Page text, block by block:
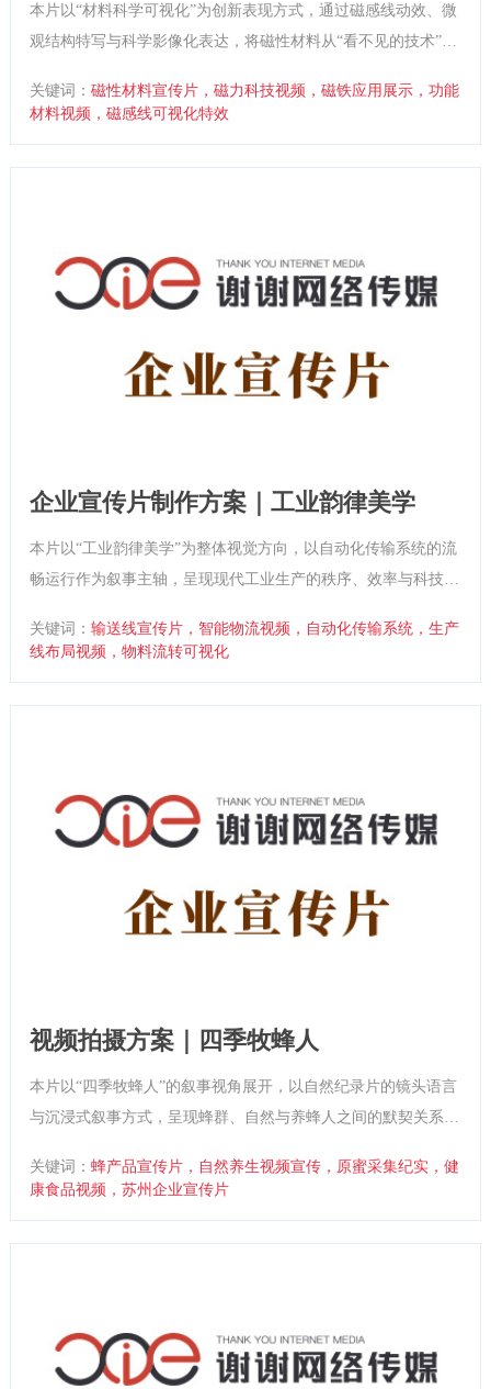
本片以“材料科学可视化”为创新表现方式，通过磁感线动效、微
观结构特写与科学影像化表达，将磁性材料从“看不见的技术”转
理念，以未来科技的视听体验塑造企业在磁性材料领域的专业形
关键词：磁性材料宣传片，磁力科技视频，磁铁应用展示，功能
材料视频，磁感线可视化特效
企业宣传片制作方案｜工业韵律美学
本片以“工业韵律美学”为整体视觉方向，以自动化传输系统的流
畅运行作为叙事主轴，呈现现代工业生产的秩序、效率与科技
强化品牌“让生产流程如音乐般流畅”的核心价值，塑造企业作为
关键词：输送线宣传片，智能物流视频，自动化传输系统，生产
线布局视频，物料流转可视化
视频拍摄方案｜四季牧蜂人
本片以“四季牧蜂人”的叙事视角展开，以自然纪录片的镜头语言
与沉浸式叙事方式，呈现蜂群、自然与养蜂人之间的默契关系。
美好，原样封存”为情感主线，强化产品的纯粹价值与情绪温
关键词：蜂产品宣传片，自然养生视频宣传，原蜜采集纪实，健
康食品视频，苏州企业宣传片